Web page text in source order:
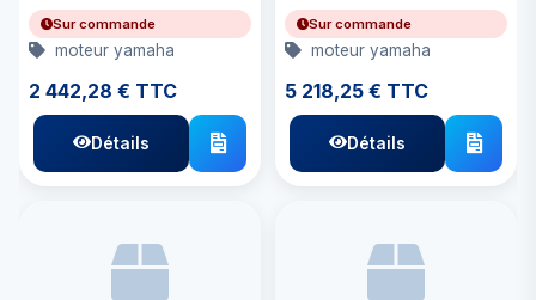
Sur commande
moteur yamaha
2 442,28 € TTC
Détails
Sur commande
moteur yamaha
5 218,25 € TTC
Détails